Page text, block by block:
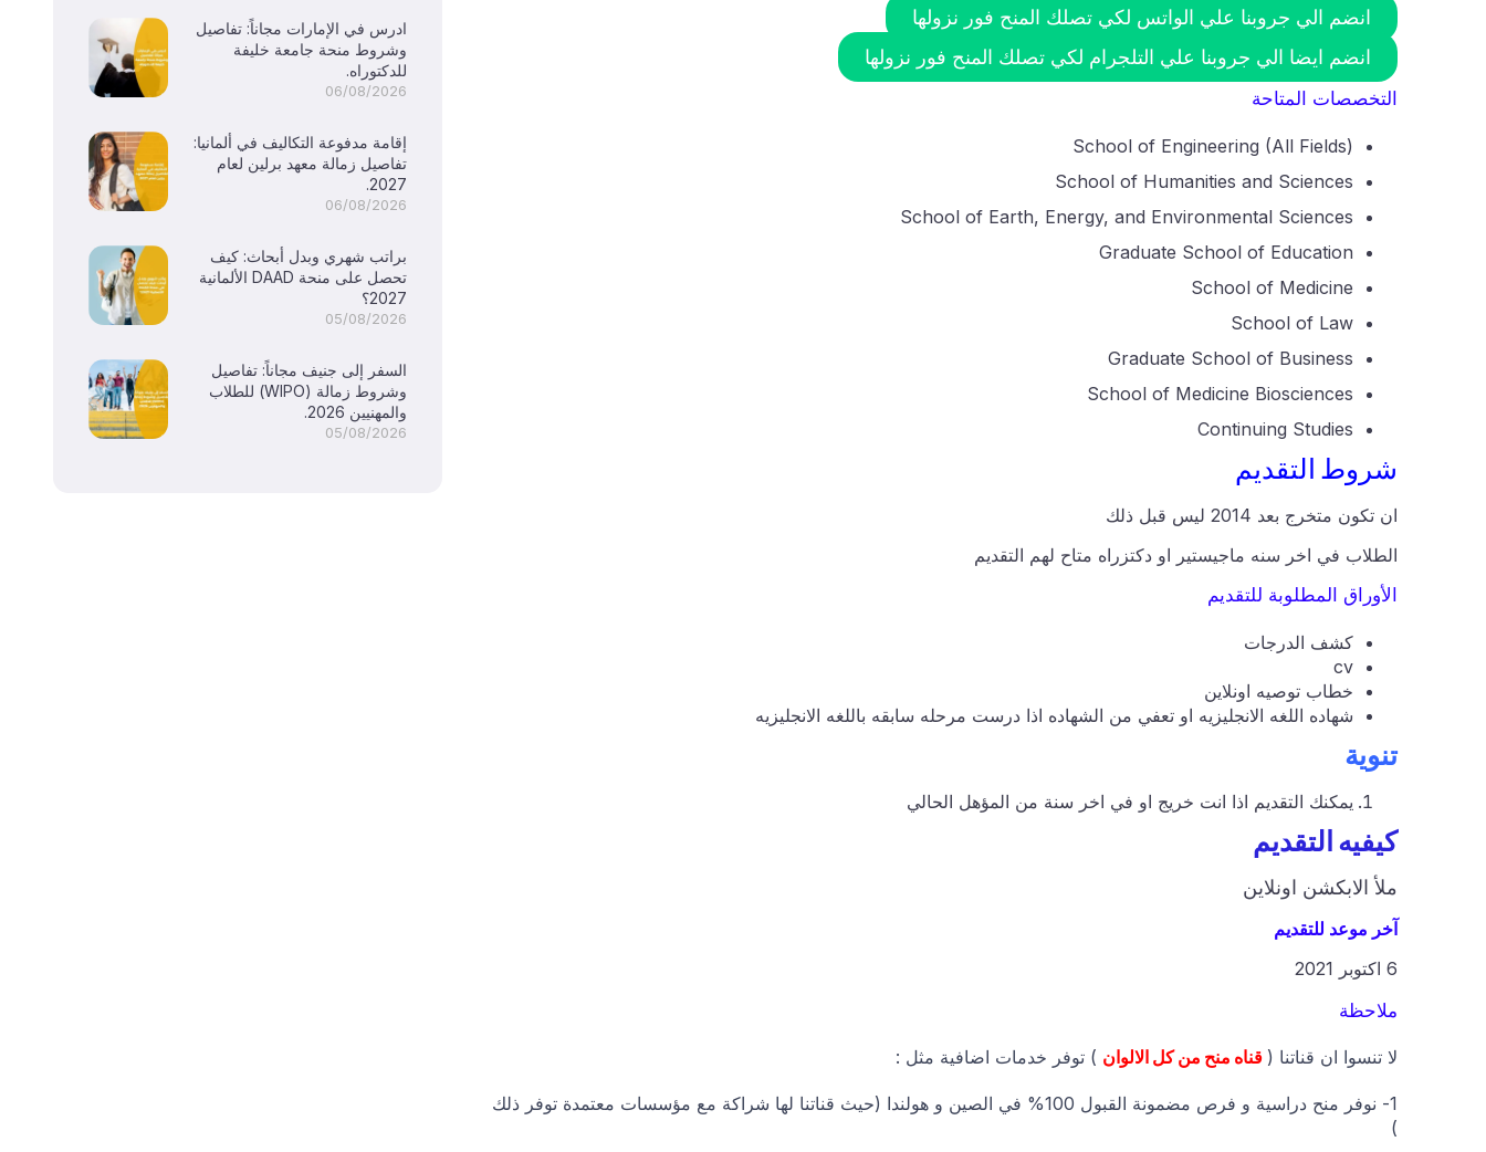
انضم الي جروبنا علي الواتس لكي تصلك المنح فور نزولها
انضم ايضا الي جروبنا علي التلجرام لكي تصلك المنح فور نزولها
التخصصات المتاحة
School of Engineering (All Fields)
School of Humanities and Sciences
School of Earth, Energy, and Environmental Sciences
Graduate School of Education
School of Medicine
School of Law
Graduate School of Business
School of Medicine Biosciences
Continuing Studies
شروط التقديم
ان تكون متخرج بعد 2014 ليس قبل ذلك
الطلاب في اخر سنه ماجيستير او دكتزراه متاح لهم التقديم
الأوراق المطلوبة للتقديم
كشف الدرجات
cv
خطاب توصيه اونلاين
شهاده اللغه الانجليزيه او تعفي من الشهاده اذا درست مرحله سابقه باللغه الانجليزيه
تنوية
يمكنك التقديم اذا انت خريج او في اخر سنة من المؤهل الحالي
كيفيه التقديم
ملأ الابكشن اونلاين
آخر موعد للتقديم
6 اكتوبر 2021
ملاحظة
لا تنسوا ان قناتنا ( قناه منح من كل الالوان ) توفر خدمات اضافية مثل :
1- نوفر منح دراسية و فرص مضمونة القبول 100% في الصين و هولندا (حيث قناتنا لها شراكة مع مؤسسات معتمدة توفر ذلك
)
ادرس في الإمارات مجاناً: تفاصيل
وشروط منحة جامعة خليفة
للدكتوراه.
06/08/2026
إقامة مدفوعة التكاليف في ألمانيا:
تفاصيل زمالة معهد برلين لعام
2027.
06/08/2026
براتب شهري وبدل أبحاث: كيف
تحصل على منحة DAAD الألمانية
2027؟
05/08/2026
السفر إلى جنيف مجاناً: تفاصيل
وشروط زمالة (WIPO) للطلاب
والمهنيين 2026.
05/08/2026